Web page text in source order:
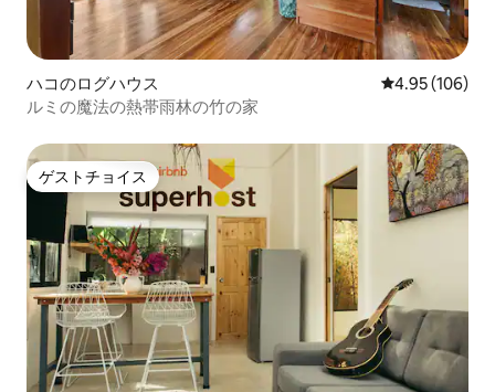
ハコのログハウス レビュー106
4.95 (106)
ルミの魔法の熱帯雨林の竹の家
ゲストチョイス
ゲストチョイス